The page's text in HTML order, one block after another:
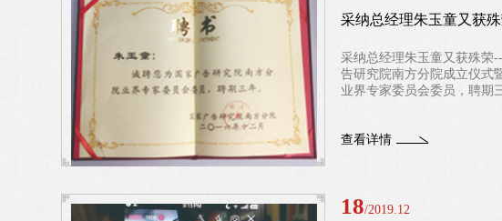
采纳总经理朱玉童又获
采纳总经理朱玉童又获殊荣
告研究院南方分院成立仪式
业界专家委员会委员，聘期
查看详情
18/2019.12